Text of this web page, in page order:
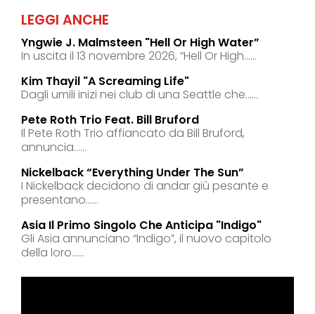
LEGGI ANCHE
Yngwie J. Malmsteen "hell Or High Water”
In uscita il 13 novembre 2026, “Hell Or High......
Kim Thayil "a Screaming Life"
Dagli umili inizi nei club di una Seattle che......
Pete Roth Trio Feat. Bill Bruford
Il Pete Roth Trio affiancato da Bill Bruford,
annuncia......
Nickelback “everything Under The Sun”
I Nickelback decidono di andar giù pesante e
presentano......
Asia Il Primo Singolo Che Anticipa "indigo"
Gli Asia annunciano “Indigo”, il nuovo capitolo
della loro......